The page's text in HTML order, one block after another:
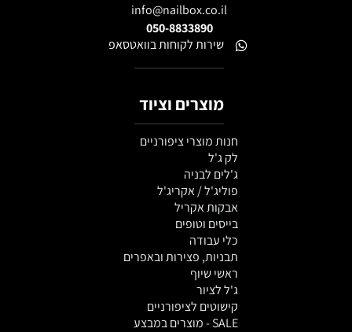
info@nailbox.co.il
050-8833890
שירות לקוחות בוואטסאפ
מוצרים וציוד
חנות מוצרי ציפורניים
לק ג'ל
ג'לים לבניה
פוליג'ל / אקריג'ל
אבקות אקריל
בייסים וטופים
כלי עבודה
תבניות, פצירות ובאפרים
ראשי שיוף
ג'ל לציור
קישוטים לציפורניים
SALE - מוצרים במבצע